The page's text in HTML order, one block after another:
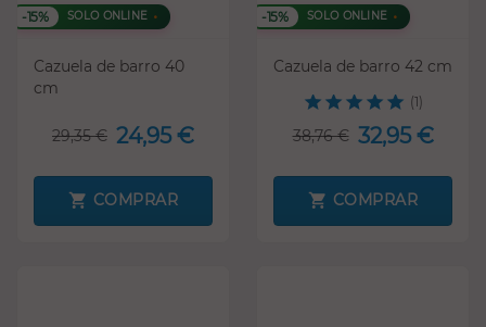
-15% SOLO ONLINE
Cazuela de barro 40
cm
29,35 € 24,95 €
COMPRAR
-15% SOLO ONLINE
Cazuela de barro 42 cm
(1)
38,76 € 32,95 €
COMPRAR